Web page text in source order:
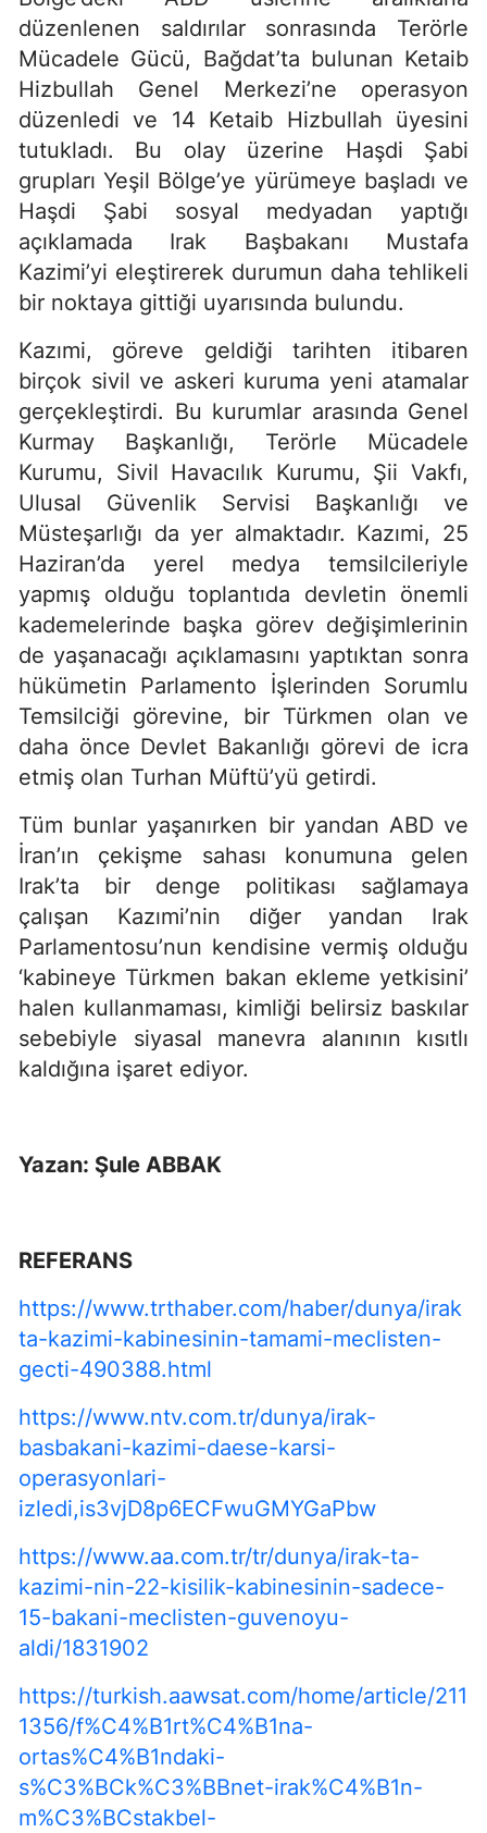
düzenlenen saldırılar sonrasında Terörle
Mücadele Gücü, Bağdat’ta bulunan Ketaib
Hizbullah Genel Merkezi’ne operasyon
düzenledi ve 14 Ketaib Hizbullah üyesini
tutukladı. Bu olay üzerine Haşdi Şabi
grupları Yeşil Bölge’ye yürümeye başladı ve
Haşdi Şabi sosyal medyadan yaptığı
açıklamada Irak Başbakanı Mustafa
Kazimi’yi eleştirerek durumun daha tehlikeli
bir noktaya gittiği uyarısında bulundu.
Kazımi, göreve geldiği tarihten itibaren
birçok sivil ve askeri kuruma yeni atamalar
gerçekleştirdi. Bu kurumlar arasında Genel
Kurmay Başkanlığı, Terörle Mücadele
Kurumu, Sivil Havacılık Kurumu, Şii Vakfı,
Ulusal Güvenlik Servisi Başkanlığı ve
Müsteşarlığı da yer almaktadır. Kazımi, 25
Haziran’da yerel medya temsilcileriyle
yapmış olduğu toplantıda devletin önemli
kademelerinde başka görev değişimlerinin
de yaşanacağı açıklamasını yaptıktan sonra
hükümetin Parlamento İşlerinden Sorumlu
Temsilciği görevine, bir Türkmen olan ve
daha önce Devlet Bakanlığı görevi de icra
etmiş olan Turhan Müftü’yü getirdi.
Tüm bunlar yaşanırken bir yandan ABD ve
İran’ın çekişme sahası konumuna gelen
Irak’ta bir denge politikası sağlamaya
çalışan Kazımi’nin diğer yandan Irak
Parlamentosu’nun kendisine vermiş olduğu
‘kabineye Türkmen bakan ekleme yetkisini’
halen kullanmaması, kimliği belirsiz baskılar
sebebiyle siyasal manevra alanının kısıtlı
kaldığına işaret ediyor.
Yazan: Şule ABBAK
REFERANS
https://www.trthaber.com/haber/dunya/irak
ta-kazimi-kabinesinin-tamami-meclisten-
gecti-490388.html
https://www.ntv.com.tr/dunya/irak-
basbakani-kazimi-daese-karsi-
operasyonlari-
izledi,is3vjD8p6ECFwuGMYGaPbw
https://www.aa.com.tr/tr/dunya/irak-ta-
kazimi-nin-22-kisilik-kabinesinin-sadece-
15-bakani-meclisten-guvenoyu-
aldi/1831902
https://turkish.aawsat.com/home/article/211
1356/f%C4%B1rt%C4%B1na-
ortas%C4%B1ndaki-
s%C3%BCk%C3%BBnet-irak%C4%B1n-
m%C3%BCstakbel-